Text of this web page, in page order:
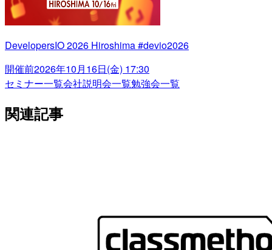
DevelopersIO 2026 Hiroshima #devio2026
開催前2026年10月16日(金) 17:30
セミナー一覧会社説明会一覧勉強会一覧
関連記事